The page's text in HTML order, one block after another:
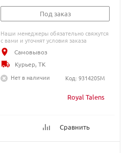
Royal Talens
Сравнить
Под заказ
Наши менеджеры обязательно свяжутся
с вами и уточнят условия заказа
Самовывоз
Курьер, ТК
Нет в наличии
Код: 9314205M